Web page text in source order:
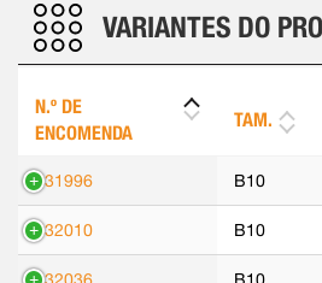
VARIANTES DO
N.º DE
ENCOMENDA
TAM.
531996 B10
532010 B10